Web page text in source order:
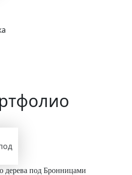
дерева под Бронницами